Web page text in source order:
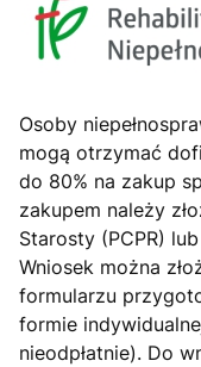
Osoby
mogą otrzymać
do 80% na zakup
zakupem należy
Starosty (PCPR)
Wniosek można
formularzu
formie
nieodpłatnie). Do